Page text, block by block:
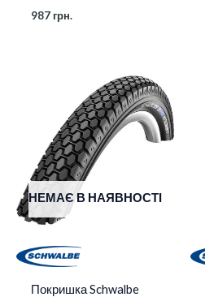
987 грн.
НЕМАЄ В НАЯВНОСТІ
Покришка Schwalbe